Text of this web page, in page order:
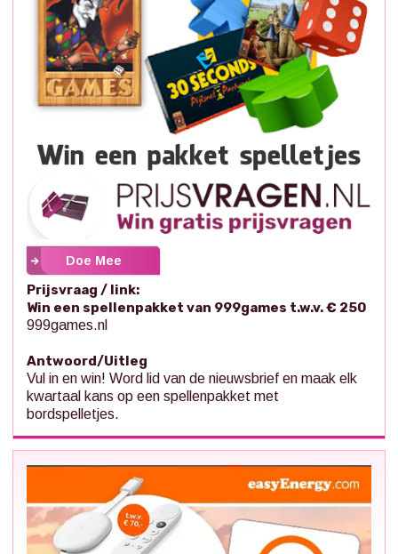
Doe Mee
Prijsvraag / link:
Win een spellenpakket van 999games t.w.v. € 250
999games.nl
Antwoord/Uitleg
Vul in en win! Word lid van de nieuwsbrief en maak elk
kwartaal kans op een spellenpakket met
bordspelletjes.